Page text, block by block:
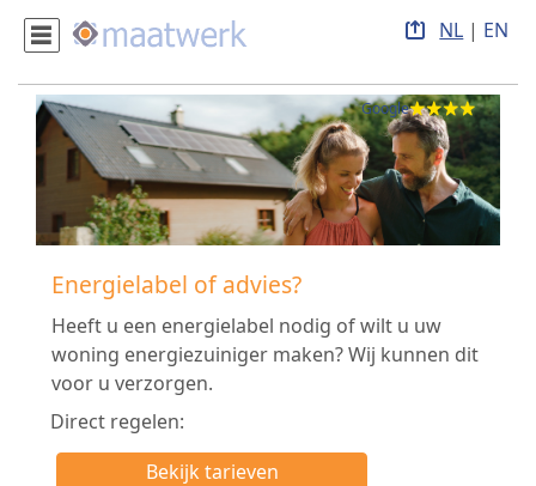
NL | EN
Google
Energielabel of advies?
Heeft u een energielabel nodig of wilt u uw
woning energiezuiniger maken? Wij kunnen dit
voor u verzorgen.
Direct regelen:
Bekijk tarieven